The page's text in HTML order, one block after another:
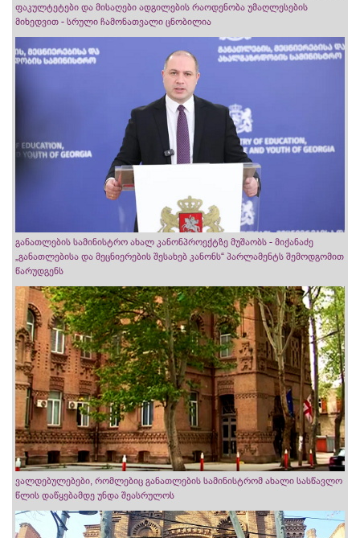
ფაკულტეტები და მისაღები ადგილების რაოდენობა უმაღლესების
მიხედვით - სრული ჩამონათვალი ცნობილია
განათლების სამინისტრო ახალ კანონპროექტზე მუშაობს - მიქანაძე
„განათლებისა და მეცნიერების შესახებ კანონს“ პარლამენტს შემოდგომით
წარუდგენს
ვალდებულებები, რომლებიც განათლების სამინისტრომ ახალი სასწავლო
წლის დაწყებამდე უნდა შეასრულოს